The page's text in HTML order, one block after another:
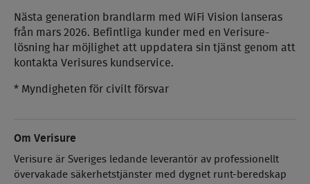
Nästa generation brandlarm med WiFi Vision lanseras
från mars 2026. Befintliga kunder med en Verisure-
lösning har möjlighet att uppdatera sin tjänst genom att
kontakta Verisures kundservice.
* Myndigheten för civilt försvar
Om Verisure
Verisure är Sveriges ledande leverantör av professionellt
övervakade säkerhetstjänster med dygnet runt-beredskap